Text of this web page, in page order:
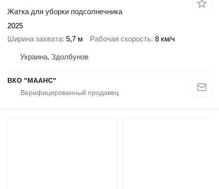
Жатка для уборки подсолнечника
2025
Ширина захвата 5,7 м Рабочая скорость 8 км/ч
Украина, Здолбунов
ВКО "МААНС"